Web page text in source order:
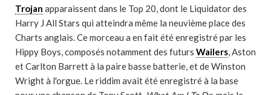
Trojan apparaissent dans le Top 20, dont le Liquidator des
Harry J All Stars qui atteindra même la neuvième place des
Charts anglais. Ce morceau a en fait été enregistré par les
Hippy Boys, composés notamment des futurs Wailers, Aston
et Carlton Barrett à la paire basse batterie, et de Winston
Wright à l'orgue. Le riddim avait été enregistré à la base